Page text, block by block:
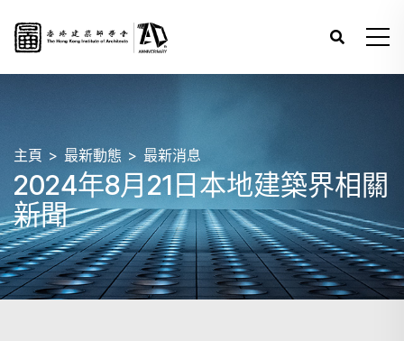
主頁 最新動態 最新消息
2024年8月21日本地建築界相關
新聞